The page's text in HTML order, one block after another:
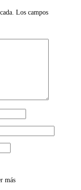
Los campos
más